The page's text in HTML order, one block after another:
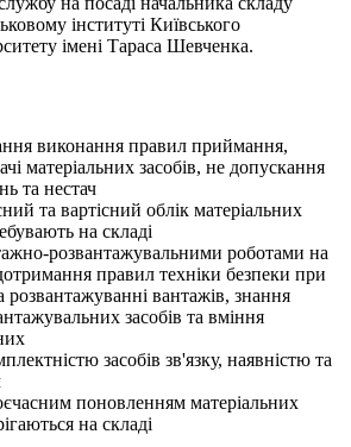
інституті Київського
імені Тараса Шевченка.
виконання правил приймання,
матеріальних засобів, не допускання
та нестач
та вартісний облік матеріальних
на складі
розвантажувальними роботами на
правил техніки безпеки при
розвантажуванні вантажів, знання
засобів та вміння
засобів зв'язку, наявністю та
поновленням матеріальних
на складі